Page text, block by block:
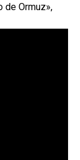
de Ormuz»,